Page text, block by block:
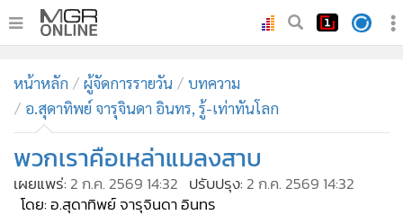
ทันเหตุการณ์
ภาคใต้
• ภูมิภาค
• Online Section
บันเทิง
หน้าหลัก ผู้จัดการรายวัน
บทความ
อ.สุดาทิพย์ จารุจินดา อินทร, รู้-เท่าทันโลก
พวกเราคือเหล่าแมลงสาบ
เผยแพร่: 2 ก.ค. 2569 14:32 ปรับปรุง: 2 ก.ค. 2569 14:32
โดย: อ.สุดาทิพย์ จารุจินดา อินทร